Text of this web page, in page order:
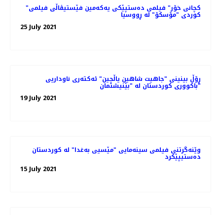
"کچانی خۆر" فیلمی ده‌ستپێکی یه‌که‌‌مین فێستیڤاڵی فیلمی
کوردی "مۆسکۆ" لە ڕووسیا
25 July 2021
ڕۆڵ بینینی "جاهیت شاهین یاڵچین" ئەکتەری ناوداریی
باکووری کوردستان لە "بێنیشتمان"
19 July 2021
وێنەگرتنی فیلمی سینەمایی "مێسیی بەغدا" لە کوردستان
دەستیپێکرد
15 July 2021